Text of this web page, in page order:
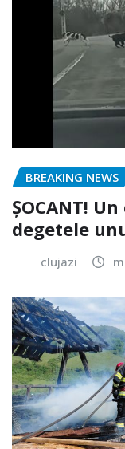
BREAKING NEWS
ȘOCANT!
degetele
clujazi